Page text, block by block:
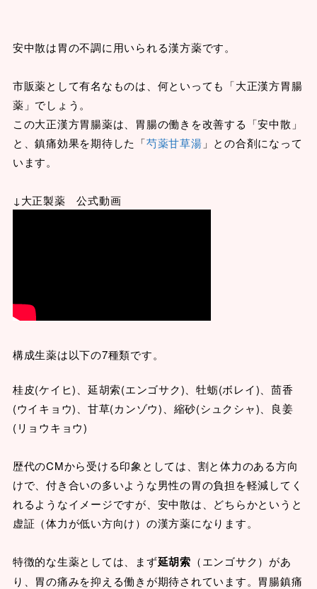
安中散は胃の不調に用いられる漢方薬です。
市販薬として有名なものは、何といっても「大正漢方胃腸
薬」でしょう。
この大正漢方胃腸薬は、胃腸の働きを改善する「安中散」
と、鎮痛効果を期待した「芍薬甘草湯 」との合剤になって
います。
↓大正製薬 公式動画
構成生薬は以下の7種類です。
桂皮(ケイヒ)、延胡索(エンゴサク)、牡蛎(ボレイ)、茴香
(ウイキョウ)、甘草(カンゾウ)、縮砂(シュクシャ)、良姜
(リョウキョウ)
歴代のCMから受ける印象としては、割と体力のある方向
けで、付き合いの多いような男性の胃の負担を軽減してく
れるようなイメージですが、安中散は、どちらかというと
虚証（体力が低い方向け）の漢方薬になります。
特徴的な生薬としては、まず延胡索 （エンゴサク）があ
り、胃の痛みを抑える働きが期待されています。胃腸鎮痛